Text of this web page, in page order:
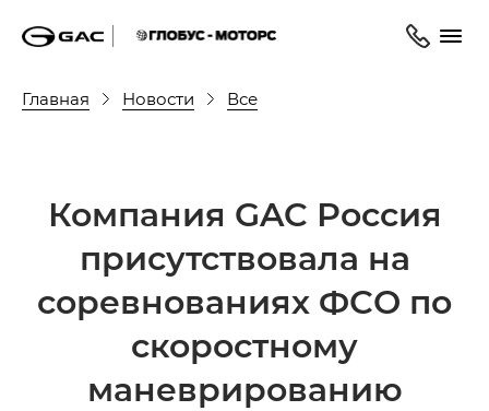
Главная Новости Все
Компания GAC Россия
присутствовала на
соревнованиях ФСО по
скоростному
маневрированию